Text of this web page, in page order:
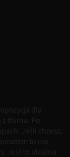
dla
tłumu. Po
Jeśli chcesz,
to nie
Jest to idealna